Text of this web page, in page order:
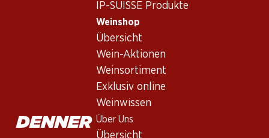
IP-SUISSE Produkte
Weinshop
Übersicht
Wein-Aktionen
Weinsortiment
Exklusiv online
Weinwissen
Über Uns
Übersicht
Loggia del Conte Chianti DOCG
Rubinrot in der Farbe. Duftet nach roten Beerenfrüchten